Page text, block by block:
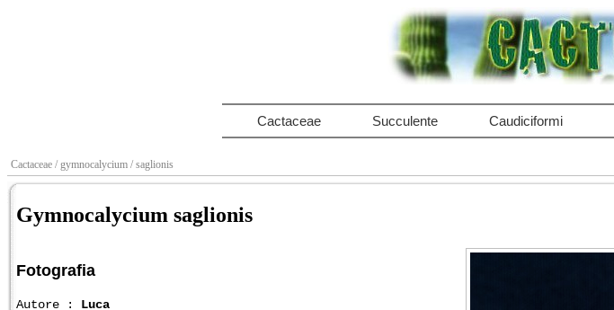
Cactaceae Succulente Caudiciformi
Cactaceae / gymnocalycium / saglionis
Gymnocalycium saglionis
Fotografia
Autore : Luca